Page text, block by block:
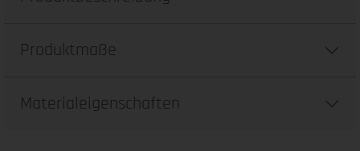
Produktmaße
Materialeigenschaften